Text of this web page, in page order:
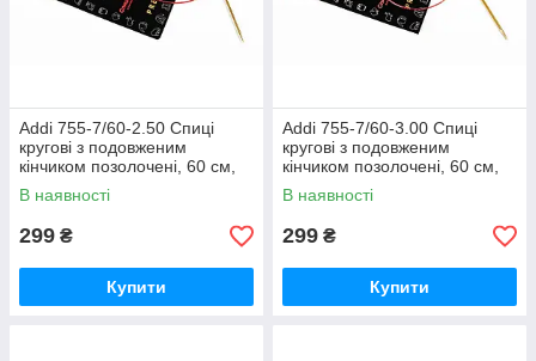
Addi 755-7/60-2.50 Спиці
кругові з подовженим
кінчиком позолочені, 60 см,
2.50 мм
В наявності
299 ₴
Купити
Addi 755-7/60-3.00 Спиці
кругові з подовженим
кінчиком позолочені, 60 см,
3.00 мм
В наявності
299 ₴
Купити